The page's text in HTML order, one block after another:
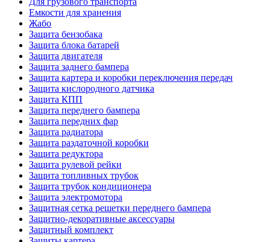
Емкости для хранения
Жабо
Защита бензобака
Защита блока батарей
Защита двигателя
Защита заднего бампера
Защита картера и коробки переключения передач
Защита кислородного датчика
Защита КПП
Защита переднего бампера
Защита передних фар
Защита радиатора
Защита раздаточной коробки
Защита редуктора
Защита рулевой рейки
Защита топливных трубок
Защита трубок кондиционера
Защита электромотора
Защитная сетка решетки переднего бампера
Защитно-декоративные аксессуары
Защитный комплект